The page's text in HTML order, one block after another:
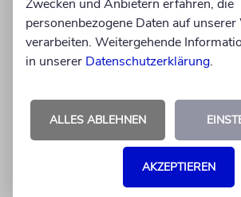
STATISTIK
Diese hebräischen
Vornamen in
am beliebtesten
Zwecken und Anbietern erfahren, die
personenbezogene Daten auf
verarbeiten. Weitergehende
in unserer Datenschutzerklärung.
ALLES ABLEHNEN
AKZEPTIEREN